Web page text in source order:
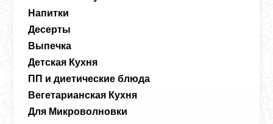
Напитки
Десерты
Выпечка
Детская Кухня
ПП и диетические блюда
Вегетарианская Кухня
Для Микроволновки